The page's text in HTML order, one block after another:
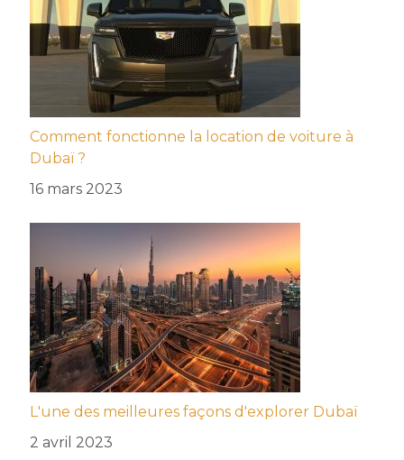
Comment fonctionne la location de voiture à
Dubaï ?
16 mars 2023
L'une des meilleures façons d'explorer Dubaï
2 avril 2023